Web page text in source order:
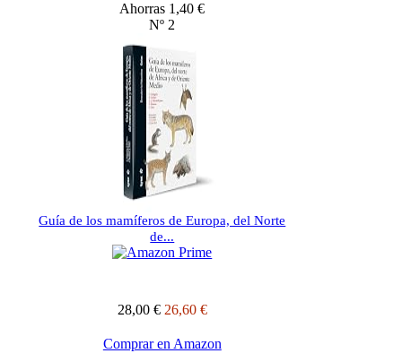
Ahorras 1,40 €
Nº 2
Guía de los mamíferos de Europa, del Norte
de...
28,00 € 26,60 €
Comprar en Amazon